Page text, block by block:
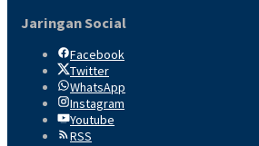
Jaringan Social
Facebook
Twitter
WhatsApp
Instagram
Youtube
RSS